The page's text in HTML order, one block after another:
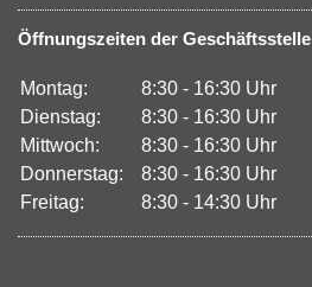
Öffnungszeiten der Geschäftsstelle
Montag:
8:30 - 16:30 Uhr
Dienstag:
8:30 - 16:30 Uhr
Mittwoch:
8:30 - 16:30 Uhr
Donnerstag:
8:30 - 16:30 Uhr
Freitag:
8:30 - 14:30 Uhr